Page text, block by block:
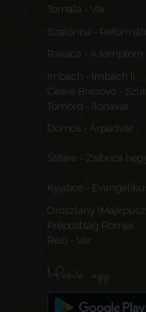
Tornaľa - Vár
Szalonna -
Rakaca - A
Imbach - Imbach II.,
České Brezovo -
Tömörd - Ilonavár
Dömös - Árpádvár
Štitáre - Zsibrica
Kyjatice -
Oroszlány
Prépostság Romjai
Rezi - Vár
Mobile app